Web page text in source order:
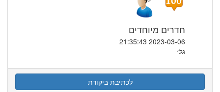
חדרים מיוחדים
2023-03-06 21:35:43
גלי
לכתיבת ביקורת